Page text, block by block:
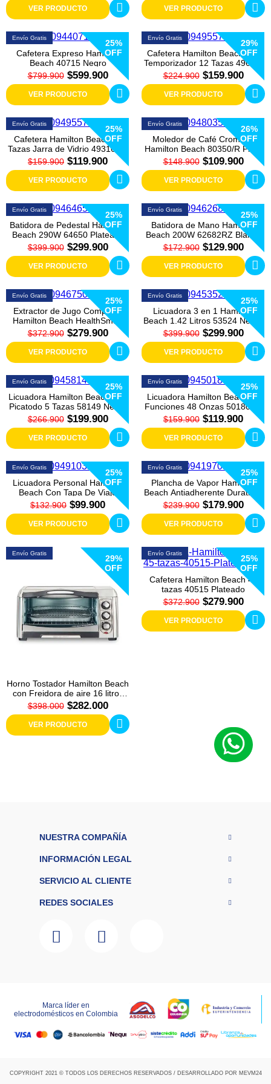
VER PRODUCTO VER PRODUCTO
Envío Gratis
25%
OFF
Cafetera Expreso Hamilton
Beach 40715 Negro
$799.900 $599.900
VER PRODUCTO
Envío Gratis
29%
OFF
Cafetera Hamilton Beach con
Temporizador 12 Tazas 49630-
MX Negra
$224.900 $159.900
VER PRODUCTO
Envío Gratis
25%
OFF
Cafetera Hamilton Beach 12
Tazas Jarra de Vidrio 49316RG
Negra
$159.900 $119.900
VER PRODUCTO
Envío Gratis
26%
OFF
Moledor de Café Cromado
Hamilton Beach 80350/R Plata
$148.900 $109.900
VER PRODUCTO
Envío Gratis
25%
OFF
Batidora de Pedestal Hamilton
Beach 290W 64650 Plateado
$399.900 $299.900
VER PRODUCTO
Envío Gratis
25%
OFF
Batidora de Mano Hamilton
Beach 200W 62682RZ Blanca
$172.900 $129.900
VER PRODUCTO
Envío Gratis
25%
OFF
Extractor de Jugo Compacto
Hamilton Beach HealthSmart
67500 Negro
$372.900 $279.900
VER PRODUCTO
Envío Gratis
25%
OFF
Licuadora 3 en 1 Hamilton
Beach 1.42 Litros 53524 Negro
$399.900 $299.900
VER PRODUCTO
Envío Gratis
25%
OFF
Licuadora Hamilton Beach Con
Picatodo 5 Tazas 58149 Negro
$266.900 $199.900
VER PRODUCTO
Envío Gratis
25%
OFF
Licuadora Hamilton Beach 12
Funciones 48 Onzas 50180FG
Negra
$159.900 $119.900
VER PRODUCTO
Envío Gratis
25%
OFF
Licuadora Personal Hamilton
Beach Con Tapa De Viaje
51101B Negra
$132.900 $99.900
VER PRODUCTO
Envío Gratis
25%
OFF
Plancha de Vapor Hamilton
Beach Antiadherente Durathon
19701 Azul
$239.900 $179.900
VER PRODUCTO
Envío Gratis
29%
OFF
Horno Tostador Hamilton Beach
con Freidora de aire 16 litros
31323 Plateado
$398.000 $282.000
VER PRODUCTO
Envío Gratis
25%
OFF
Cafetera Hamilton Beach 45
tazas 40515 Plateado
$372.900 $279.900
VER PRODUCTO
NUESTRA COMPAÑÍA
INFORMACIÓN LEGAL
SERVICIO AL CLIENTE
LAGOBO DISTRIBUCIONES S.A.S – NIT 800.135.342-6
REDES SOCIALES
Marca líder en
electrodomésticos en Colombia
COPYRIGHT 2021 © TODOS LOS DERECHOS RESERVADOS / DESARROLLADO POR MEVM24